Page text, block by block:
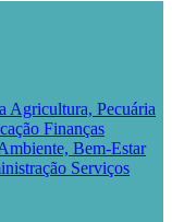
Agricultura, Pecuária
Finanças
Bem-Estar
Serviços